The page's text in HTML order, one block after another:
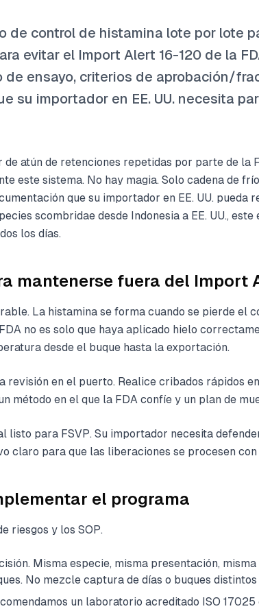
de control de histamina lote por lote
evitar el Import Alert 16-120 de la
de ensayo, criterios de aprobación/
su importador en EE. UU. necesita
atún de retenciones repetidas por parte de la
este sistema. No hay magia. Solo cadena de
que su importador en EE. UU. pueda
scombridae desde Indonesia a EE. UU.,
los días.
mantenerse fuera del Import
La histamina se forma cuando se pierde el
no es solo que haya aplicado hielo
desde el buque hasta la exportación.
revisión en el puerto. Realice cribados rápidos
método en el que la FDA confíe y un plan de
listo para FSVP. Su importador necesita
claro para que las liberaciones se procesen
el programa
riesgos y los SOP.
Misma especie, misma presentación,
No mezcle captura de días o buques
un laboratorio acreditado ISO